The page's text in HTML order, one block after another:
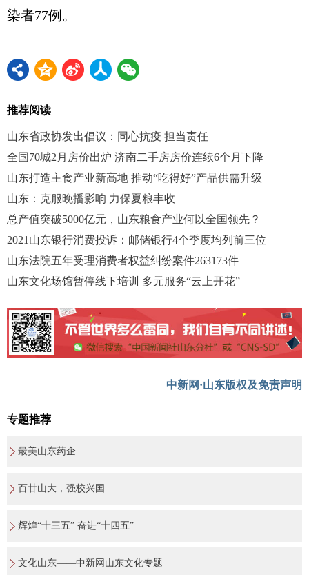
染者77例。
推荐阅读
山东省政协发出倡议：同心抗疫 担当责任
全国70城2月房价出炉 济南二手房房价连续6个月下降
山东打造主食产业新高地 推动“吃得好”产品供需升级
山东：克服晚播影响 力保夏粮丰收
总产值突破5000亿元，山东粮食产业何以全国领先？
2021山东银行消费投诉：邮储银行4个季度均列前三位
山东法院五年受理消费者权益纠纷案件263173件
山东文化场馆暂停线下培训 多元服务“云上开花”
中新网·山东版权及免责声明
专题推荐
最美山东药企
百廿山大，强校兴国
辉煌“十三五” 奋进“十四五”
文化山东——中新网山东文化专题